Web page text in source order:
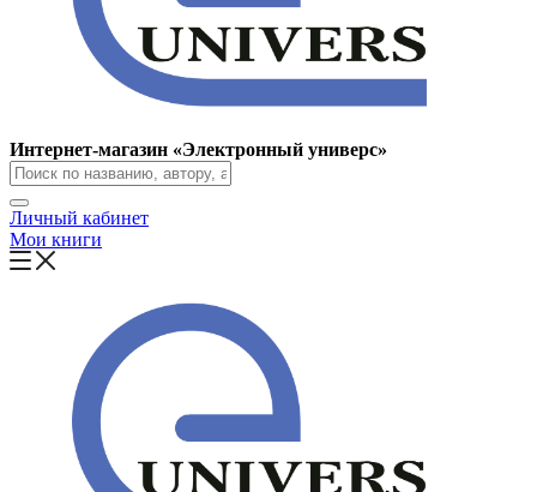
Интернет-магазин «Электронный универс»
Личный кабинет
Мои книги